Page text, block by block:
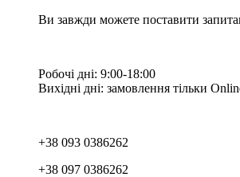
Ви завжди можете поставити
Робочі дні: 9:00-18:00
Вихідні дні: замовлення тільки
+38 093 0386262
+38 097 0386262